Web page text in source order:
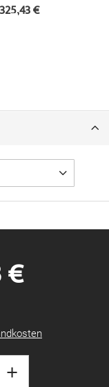
+
€
325,43 €